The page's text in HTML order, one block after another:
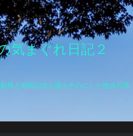
気まぐれ日記２
尊と昭和記念公園を中心にした散歩写真